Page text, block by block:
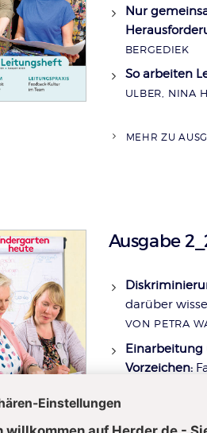
Nur
BERGEDIEK
So arbeiten
ULBER, NINA
MEHR ZU
Ausgabe
darüber
VON PETRA
Einarbeitung
Vorzeichen:
Im Kita-